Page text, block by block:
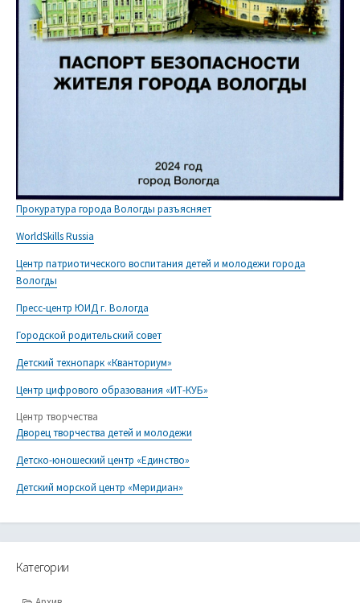
Прокуратура города Вологды разъясняет
WorldSkills Russia
Центр патриотического воспитания детей и молодежи города
Вологды
Пресс-центр ЮИД г. Вологда
Городской родительский совет
Детский технопарк «Кванториум»
Центр цифрового образования «ИТ-КУБ»
Центр творчества
Дворец творчества детей и молодежи
Детско-юношеский центр «Единство»
Детский морской центр «Меридиан»
Категории